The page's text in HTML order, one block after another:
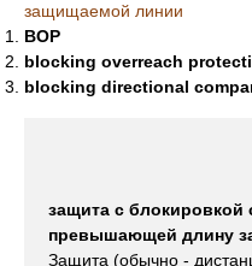
защищаемой линии
BOP
blocking overreach
blocking directional
защита с блокировкой
превышающей длину
Защита (обычно -